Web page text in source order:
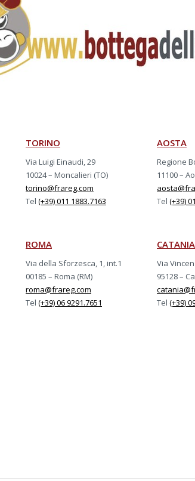
TORINO
Via Luigi Einaudi, 29
10024 – Moncalieri (TO)
torino@frareg.com
Tel (+39) 011 1883.7163
AOSTA
Regione
11100 –
Tel (+39)
ROMA
Via della Sforzesca, 1, int.1
00185 – Roma (RM)
roma@frareg.com
Tel (+39) 06 9291.7651
CATANIA
Via
95128 –
Tel (+39)